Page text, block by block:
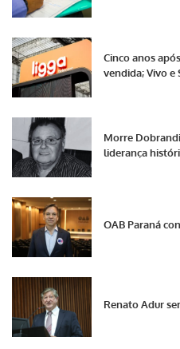
Cinco anos
vendida; Vivo e
Morre
liderança
OAB Paraná
Renato Adur